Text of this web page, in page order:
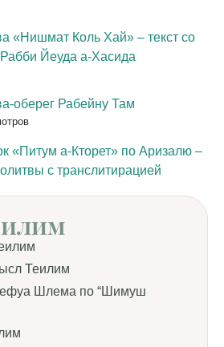
«Нишмат Коль Хай» – текст со
Рабби Йеуда а-Хасида
оберег Рабейну Там
«Питум а-Кторет» по Аризалю –
с транслитирацией
Теилим
Шлема по “Шимуш